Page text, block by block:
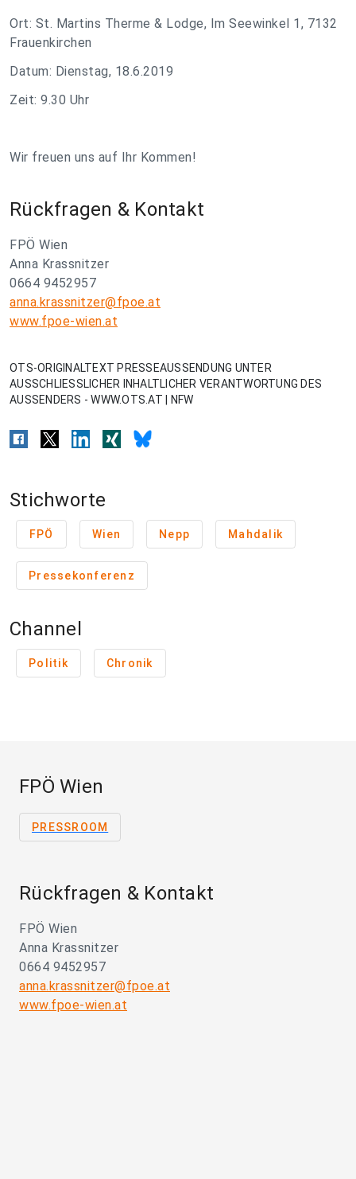
Ort: St. Martins Therme & Lodge, Im Seewinkel 1, 7132
Frauenkirchen
Datum: Dienstag, 18.6.2019
Zeit: 9.30 Uhr
Wir freuen uns auf Ihr Kommen!
Rückfragen & Kontakt
FPÖ Wien
Anna Krassnitzer
0664 9452957
anna.krassnitzer@fpoe.at
www.fpoe-wien.at
OTS-ORIGINALTEXT PRESSEAUSSENDUNG UNTER
AUSSCHLIESSLICHER INHALTLICHER VERANTWORTUNG DES
AUSSENDERS - WWW.OTS.AT | NFW
Stichworte
FPÖ Wien Nepp Mahdalik
Pressekonferenz
Channel
Politik Chronik
FPÖ Wien
PRESSROOM
Rückfragen & Kontakt
FPÖ Wien
Anna Krassnitzer
0664 9452957
anna.krassnitzer@fpoe.at
www.fpoe-wien.at